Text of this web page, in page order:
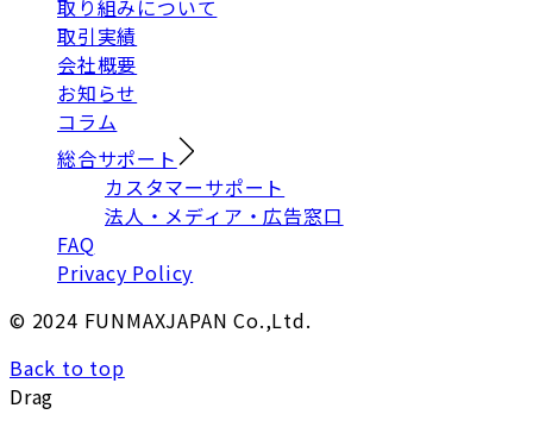
取り組みについて
取引実績
会社概要
お知らせ
コラム
総合サポート
カスタマーサポート
法人・メディア・広告窓口
FAQ
Privacy Policy
© 2024 FUNMAXJAPAN Co.,Ltd.
Back to top
Drag